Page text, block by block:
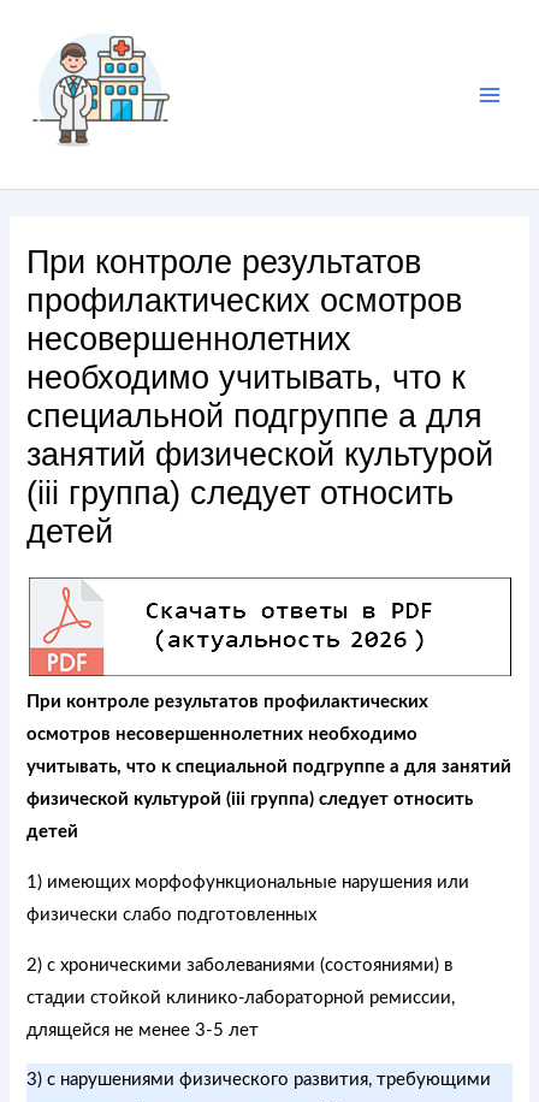
При контроле результатов
профилактических осмотров
несовершеннолетних
необходимо учитывать, что к
специальной подгруппе а для
занятий физической культурой
(iii группа) следует относить
детей
При контроле результатов профилактических
осмотров несовершеннолетних необходимо
учитывать, что к специальной подгруппе а для занятий
физической культурой (iii группа) следует относить
детей
1) имеющих морфофункциональные нарушения или
физически слабо подготовленных
2) с хроническими заболеваниями (состояниями) в
стадии стойкой клинико-лабораторной ремиссии,
длящейся не менее 3-5 лет
3) с нарушениями физического развития, требующими